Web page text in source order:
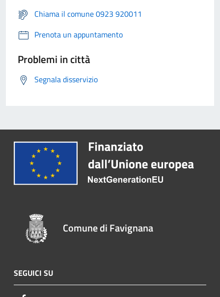
Chiama il comune 0923 920011
Prenota un appuntamento
Problemi in città
Segnala disservizio
Comune di Favignana
SEGUICI SU